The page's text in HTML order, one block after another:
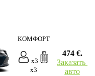
КОМФОРТ
x3
x3
474 €.
Заказать
авто